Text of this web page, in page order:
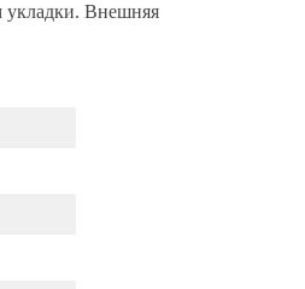
укладки. Внешняя